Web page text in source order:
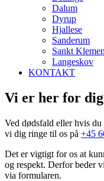
Dalum
Dyrup
Hjallese
Sanderum
Sankt
Langeskov
KONTAKT
Vi er her for dig
Ved dødsfald eller hvis
vi dig ringe til os på +45
Det er vigtigt for os at
og respekt. Derfor beder
via formularen.